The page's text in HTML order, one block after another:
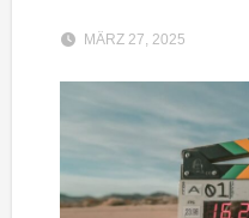
MÄRZ 27, 2025